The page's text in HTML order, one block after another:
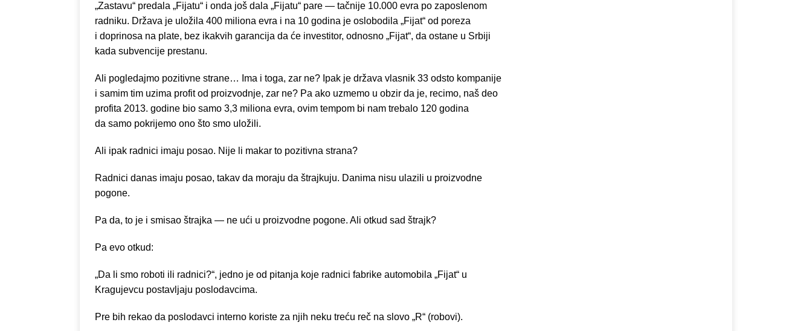
„Zastavu“ predala „Fijatu“ i onda još dala „Fijatu“ pare — tačnije 10.000 evra po zaposlenom
radniku. Država je uložila 400 miliona evra i na 10 godina je oslobodila „Fijat“ od poreza
i doprinosa na plate, bez ikakvih garancija da će investitor, odnosno „Fijat“, da ostane u Srbiji
kada subvencije prestanu.
Ali pogledajmo pozitivne strane… Ima i toga, zar ne? Ipak je država vlasnik 33 odsto kompanije
i samim tim uzima profit od proizvodnje, zar ne? Pa ako uzmemo u obzir da je, recimo, naš deo
profita 2013. godine bio samo 3,3 miliona evra, ovim tempom bi nam trebalo 120 godina
da samo pokrijemo ono što smo uložili.
Ali ipak radnici imaju posao. Nije li makar to pozitivna strana?
Radnici danas imaju posao, takav da moraju da štrajkuju. Danima nisu ulazili u proizvodne
pogone.
Pa da, to je i smisao štrajka — ne ući u proizvodne pogone. Ali otkud sad štrajk?
Pa evo otkud:
„Da li smo roboti ili radnici?“, jedno je od pitanja koje radnici fabrike automobila „Fijat“ u
Kragujevcu postavljaju poslodavcima.
Pre bih rekao da poslodavci interno koriste za njih neku treću reč na slovo „R“ (robovi).